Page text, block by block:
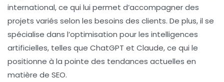
international, ce qui lui permet d’accompagner des
projets variés selon les besoins des clients. De plus, il se
spécialise dans l’optimisation pour les intelligences
artificielles, telles que ChatGPT et Claude, ce qui le
positionne à la pointe des tendances actuelles en
matière de SEO.